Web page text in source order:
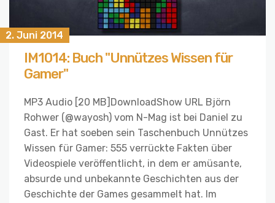
2. Juni 2014
IM1014: Buch "Unnützes Wissen für
Gamer"
MP3 Audio [20 MB]DownloadShow URL Björn
Rohwer (@wayosh) vom N-Mag ist bei Daniel zu
Gast. Er hat soeben sein Taschenbuch Unnützes
Wissen für Gamer: 555 verrückte Fakten über
Videospiele veröffentlicht, in dem er amüsante,
absurde und unbekannte Geschichten aus der
Geschichte der Games gesammelt hat. Im